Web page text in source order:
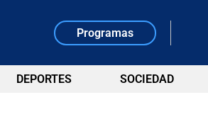
Programas
DEPORTES SOCIEDAD